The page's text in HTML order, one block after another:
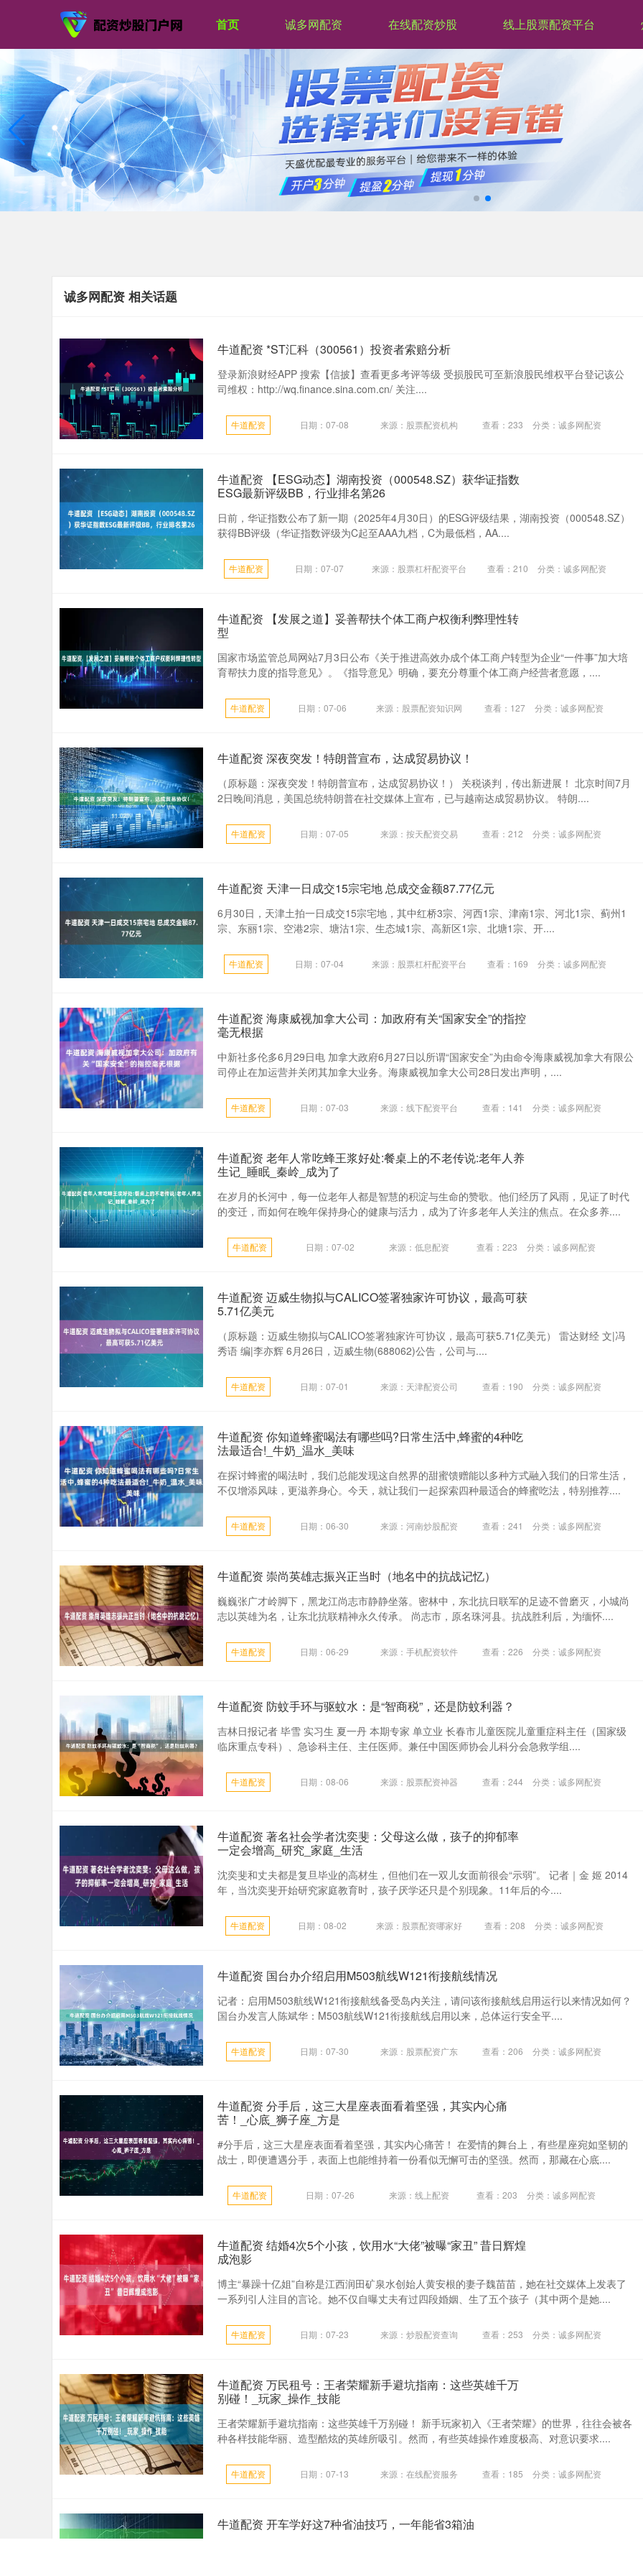
首页 诚多网配资 在线配资炒股 线上股票配资平台
诚多网配资 相关话题
牛道配资 *ST汇科（300561）投资者索赔分析
登录新浪财经APP 搜索【信披】查看更多考评等级 受损股民可至新浪股民维权平台登记该公
司维权：http://wq.finance.sina.com.cn/ 关注....
牛道配资 日期：07-08 来源：股票配资机构 查看： 233 分类： 诚多网配资
牛道配资 【ESG动态】湖南投资（000548.SZ）获华证指数
ESG最新评级BB，行业排名第26
日前，华证指数公布了新一期（2025年4月30日）的ESG评级结果，湖南投资（000548.SZ）
获得BB评级（华证指数评级为C起至AAA九档，C为最低档，AA....
牛道配资 日期：07-07 来源：股票杠杆配资平台 查看： 210 分类： 诚多网配资
牛道配资 【发展之道】妥善帮扶个体工商户权衡利弊理性转
型
国家市场监管总局网站7月3日公布《关于推进高效办成个体工商户转型为企业“一件事”加大培
育帮扶力度的指导意见》。《指导意见》明确，要充分尊重个体工商户经营者意愿，....
牛道配资 日期：07-06 来源：股票配资知识网 查看： 127 分类：诚多网配资
牛道配资 深夜突发！特朗普宣布，达成贸易协议！
（原标题：深夜突发！特朗普宣布，达成贸易协议！） 关税谈判，传出新进展！ 北京时间7月
2日晚间消息，美国总统特朗普在社交媒体上宣布，已与越南达成贸易协议。 特朗....
牛道配资 日期：07-05 来源：按天配资交易 查看： 212 分类： 诚多网配资
牛道配资 天津一日成交15宗宅地 总成交金额87.77亿元
6月30日，天津土拍一日成交15宗宅地，其中红桥3宗、河西1宗、津南1宗、河北1宗、蓟州1
宗、东丽1宗、空港2宗、塘沽1宗、生态城1宗、高新区1宗、北塘1宗、开....
牛道配资 日期：07-04 来源：股票杠杆配资平台 查看： 169 分类： 诚多网配资
牛道配资 海康威视加拿大公司：加政府有关“国家安全”的指控
毫无根据
中新社多伦多6月29日电 加拿大政府6月27日以所谓“国家安全”为由命令海康威视加拿大有限公
司停止在加运营并关闭其加拿大业务。海康威视加拿大公司28日发出声明，....
牛道配资 日期：07-03 来源：线下配资平台 查看： 141 分类： 诚多网配资
牛道配资 老年人常吃蜂王浆好处:餐桌上的不老传说:老年人养
生记_睡眠_秦岭_成为了
在岁月的长河中，每一位老年人都是智慧的积淀与生命的赞歌。他们经历了风雨，见证了时代
的变迁，而如何在晚年保持身心的健康与活力，成为了许多老年人关注的焦点。在众多养....
牛道配资 日期：07-02 来源：低息配资 查看：223 分类：诚多网配资
牛道配资 迈威生物拟与CALICO签署独家许可协议，最高可获
5.71亿美元
（原标题：迈威生物拟与CALICO签署独家许可协议，最高可获5.71亿美元） 雷达财经 文|冯
秀语 编|李亦辉 6月26日，迈威生物(688062)公告，公司与....
牛道配资 日期：07-01 来源：天津配资公司 查看： 190 分类： 诚多网配资
牛道配资 你知道蜂蜜喝法有哪些吗?日常生活中,蜂蜜的4种吃
法最适合!_牛奶_温水_美味
在探讨蜂蜜的喝法时，我们总能发现这自然界的甜蜜馈赠能以多种方式融入我们的日常生活，
不仅增添风味，更滋养身心。今天，就让我们一起探索四种最适合的蜂蜜吃法，特别推荐....
牛道配资 日期：06-30 来源：河南炒股配资 查看： 241 分类： 诚多网配资
牛道配资 崇尚英雄志振兴正当时（地名中的抗战记忆）
巍巍张广才岭脚下，黑龙江尚志市静静坐落。密林中，东北抗日联军的足迹不曾磨灭，小城尚
志以英雄为名，让东北抗联精神永久传承。 尚志市，原名珠河县。抗战胜利后，为缅怀....
牛道配资 日期：06-29 来源：手机配资软件 查看： 226 分类： 诚多网配资
牛道配资 防蚊手环与驱蚊水：是“智商税”，还是防蚊利器？
吉林日报记者 毕雪 实习生 夏一丹 本期专家 单立业 长春市儿童医院儿童重症科主任（国家级
临床重点专科）、急诊科主任、主任医师。兼任中国医师协会儿科分会急救学组....
牛道配资 日期：08-06 来源：股票配资神器 查看： 244 分类： 诚多网配资
牛道配资 著名社会学者沈奕斐：父母这么做，孩子的抑郁率
一定会增高_研究_家庭_生活
沈奕斐和丈夫都是复旦毕业的高材生，但他们在一双儿女面前很会“示弱”。 记者｜金 姬 2014
年，当沈奕斐开始研究家庭教育时，孩子厌学还只是个别现象。11年后的今....
牛道配资 日期：08-02 来源：股票配资哪家好 查看：208 分类：诚多网配资
牛道配资 国台办介绍启用M503航线W121衔接航线情况
记者：启用M503航线W121衔接航线备受岛内关注，请问该衔接航线启用运行以来情况如何？
国台办发言人陈斌华：M503航线W121衔接航线启用以来，总体运行安全平....
牛道配资 日期：07-30 来源：股票配资广东 查看： 206 分类： 诚多网配资
牛道配资 分手后，这三大星座表面看着坚强，其实内心痛
苦！_心底_狮子座_方是
#分手后，这三大星座表面看着坚强，其实内心痛苦！ 在爱情的舞台上，有些星座宛如坚韧的
战士，即便遭遇分手，表面上也能维持着一份看似无懈可击的坚强。然而，那藏在心底....
牛道配资 日期：07-26 来源：线上配资 查看：203 分类：诚多网配资
牛道配资 结婚4次5个小孩，饮用水“大佬”被曝“家丑” 昔日辉煌
成泡影
博主“暴躁十亿姐”自称是江西润田矿泉水创始人黄安根的妻子魏苗苗，她在社交媒体上发表了
一系列引人注目的言论。她不仅自曝丈夫有过四段婚姻、生了五个孩子（其中两个是她....
牛道配资 日期：07-23 来源：炒股配资查询 查看： 253 分类： 诚多网配资
牛道配资 万民租号：王者荣耀新手避坑指南：这些英雄千万
别碰！_玩家_操作_技能
王者荣耀新手避坑指南：这些英雄千万别碰！ 新手玩家初入《王者荣耀》的世界，往往会被各
种各样技能华丽、造型酷炫的英雄所吸引。然而，有些英雄操作难度极高、对意识要求....
牛道配资 日期：07-13 来源：在线配资服务 查看： 185 分类： 诚多网配资
牛道配资 开车学好这7种省油技巧，一年能省3箱油